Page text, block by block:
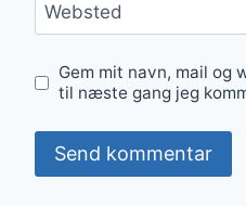
Websted
Gem mit navn, mail og
til næste gang jeg